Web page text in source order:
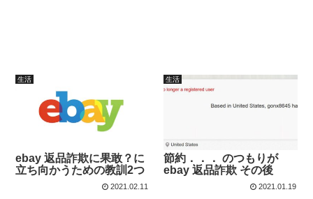
生活
ebay 返品詐欺に果敢？に
立ち向かうための教訓2つ
2021.02.11
生活
節約．．． のつもりが
ebay 返品詐欺 その後
2021.01.19